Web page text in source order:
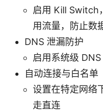
启用 Kill Switch
用流量，防止数
DNS 泄漏防护
启用系统级
自动连接与白名单
设置在特定网络
走直连